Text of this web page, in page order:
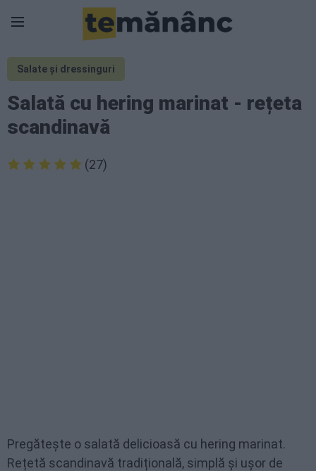
Salate și dressinguri
Salată cu hering marinat - rețeta
scandinavă
(27)
Pregătește o salată delicioasă cu hering marinat.
Rețetă scandinavă tradițională, simplă și ușor de